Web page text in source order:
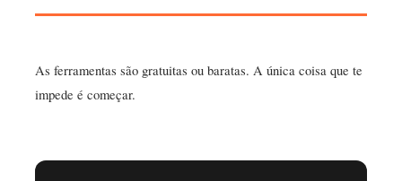
As ferramentas são gratuitas ou baratas. A única coisa que te
impede é começar.